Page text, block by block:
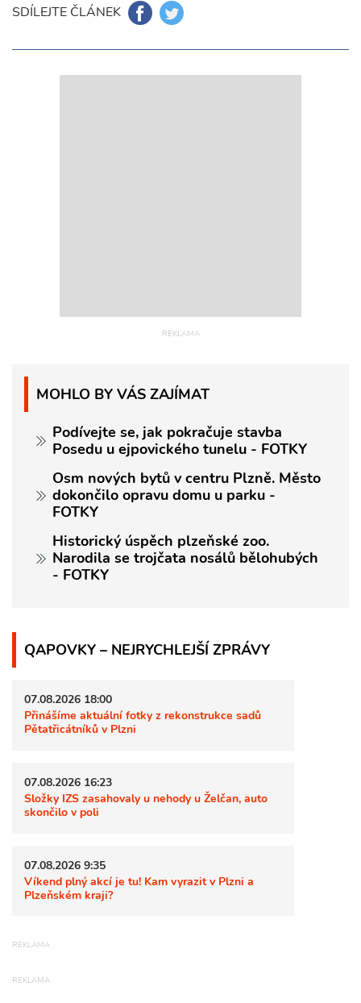
SDÍLEJTE ČLÁNEK
MOHLO BY VÁS ZAJÍMAT
Podívejte se, jak pokračuje stavba
Posedu u ejpovického tunelu - FOTKY
Osm nových bytů v centru Plzně. Město
dokončilo opravu domu u parku -
FOTKY
Historický úspěch plzeňské zoo.
Narodila se trojčata nosálů bělohubých
- FOTKY
QAPOVKY – NEJRYCHLEJŠÍ ZPRÁVY
07.08.2026 18:00
Přinášíme aktuální fotky z rekonstrukce sadů
Pětatřicátníků v Plzni
07.08.2026 16:23
Složky IZS zasahovaly u nehody u Želčan, auto
skončilo v poli
07.08.2026 9:35
Víkend plný akcí je tu! Kam vyrazit v Plzni a
Plzeňském kraji?